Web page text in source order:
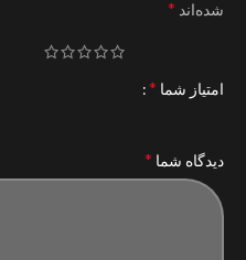
شده‌اند *
امتیاز شما *
دیدگاه شما *